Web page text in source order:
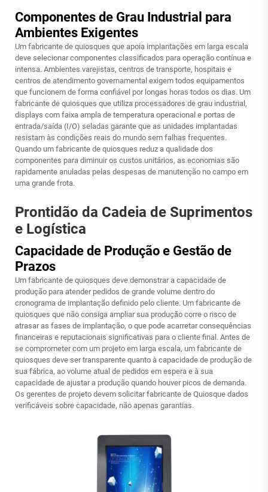
Componentes de Grau Industrial para
Ambientes Exigentes
Um fabricante de quiosques que apoia implantações em larga escala
deve selecionar componentes classificados para operação contínua e
intensa. Ambientes varejistas, centros de transporte, hospitais e
centros de atendimento governamental exigem todos equipamentos
que funcionem de forma confiável por longas horas todos os dias. Um
fabricante de quiosques que utiliza processadores de grau industrial,
displays com faixa ampla de temperatura operacional e portas de
entrada/saída (I/O) seladas garante que as unidades implantadas
resistam às condições reais do mundo sem falhas frequentes.
Quando um fabricante de quiosques reduz a qualidade dos
componentes para diminuir os custos unitários, as economias são
rapidamente anuladas pelas despesas de manutenção no campo em
uma grande frota.
Prontidão da Cadeia de Suprimentos
e Logística
Capacidade de Produção e Gestão de
Prazos
Um fabricante de quiosques deve demonstrar a capacidade de
produção para atender pedidos de grande volume dentro do
cronograma de implantação definido pelo cliente. Um fabricante de
quiosques que não consiga ampliar sua produção corre o risco de
atrasar as fases de implantação, o que pode acarretar consequências
financeiras e reputacionais significativas para o cliente final. Antes de
se comprometer com um projeto em larga escala, um fabricante de
quiosques deve ser transparente quanto à capacidade de produção de
sua fábrica, ao volume atual de pedidos em espera e à sua
capacidade de ajustar a produção quando houver picos de demanda.
Os gerentes de projeto devem solicitarfabricante de Quiosque dados
verificáveis sobre capacidade, não apenas garantias.